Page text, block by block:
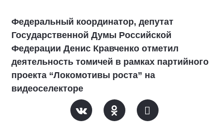
Федеральный координатор, депутат
Государственной Думы Российской
Федерации Денис Кравченко отметил
деятельность томичей в рамках партийного
проекта “Локомотивы роста” на
видеоселекторе